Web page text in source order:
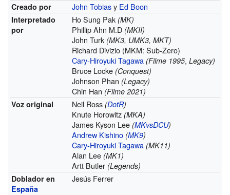
Creado por John Tobiasy Ed Boon
Interpretado
por
Ho Sung Pak (MK)
Phillip Ahn M.D (MKII)
John Turk (MK3, UMK3, MKT)
Richard Divizio (MKM: Sub-Zero)
Cary-Hiroyuki Tagawa (Filme 1995,Legacy)
Bruce Locke (Conquest)
Johnson Phan (Legacy)
Chin Han (Filme 2021)
Voz original
Neil Ross (DotR)
Knute Horowitz (MKA)
James Kyson Lee (MKvsDCU)
Andrew Kishino (MK9)
Cary-Hiroyuki Tagawa (MK11)
Alan Lee (MK1)
Artt Butler (Legends)
Doblador en
España
Jesús Ferrer